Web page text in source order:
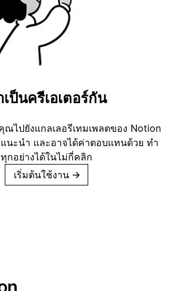
เป็นครีเอเตอร์กัน
ณไปยังแกลเลอรีเทมเพลตของ Notion
แนะนำ และอาจได้ค่าตอบแทนด้วย ทำ
ทุกอย่างได้ในไม่กี่คลิก
เริ่มต้นใช้งาน →